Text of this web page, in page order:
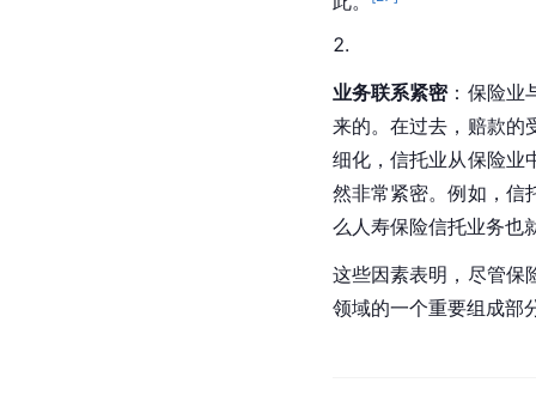
业务联系紧密：保险业
来的。在过去，赔款的
细化，信托业从保险业
然非常紧密。例如，信
么人寿保险信托业务也
这些因素表明，尽管保
领域的一个重要组成部